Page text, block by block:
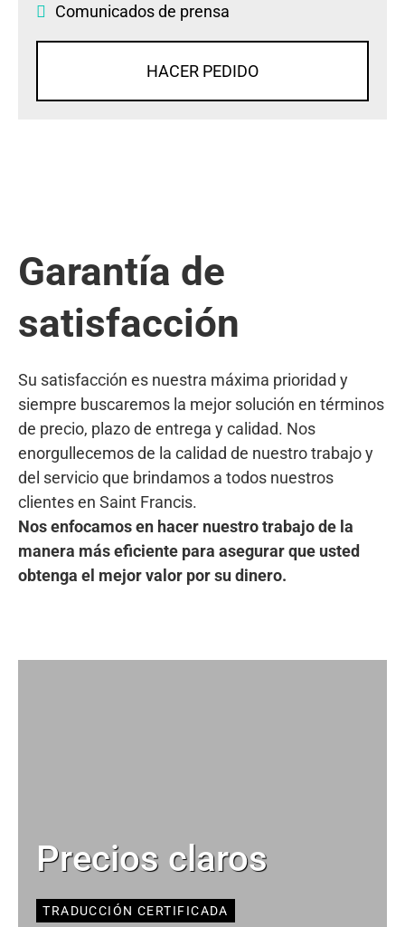
Comunicados de prensa
HACER PEDIDO
Garantía de
satisfacción
Su satisfacción es nuestra máxima prioridad y
siempre buscaremos la mejor solución en términos
de precio, plazo de entrega y calidad. Nos
enorgullecemos de la calidad de nuestro trabajo y
del servicio que brindamos a todos nuestros
clientes en Saint Francis.
Nos enfocamos en hacer nuestro trabajo de la
manera más eficiente para asegurar que usted
obtenga el mejor valor por su dinero.
Precios claros
TRADUCCIÓN CERTIFICADA